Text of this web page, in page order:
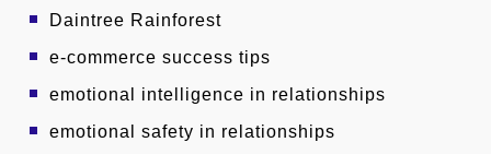
Daintree Rainforest
e-commerce success tips
emotional intelligence in relationships
emotional safety in relationships